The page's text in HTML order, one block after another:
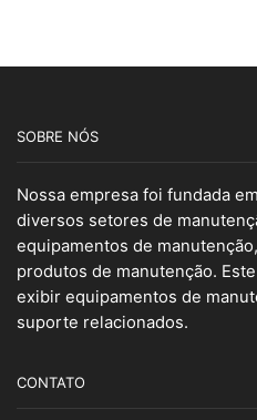
SOBRE NÓS
Nossa empresa foi fundada
diversos setores de
equipamentos de
produtos de manutenção.
exibir equipamentos de
suporte relacionados.
CONTATO